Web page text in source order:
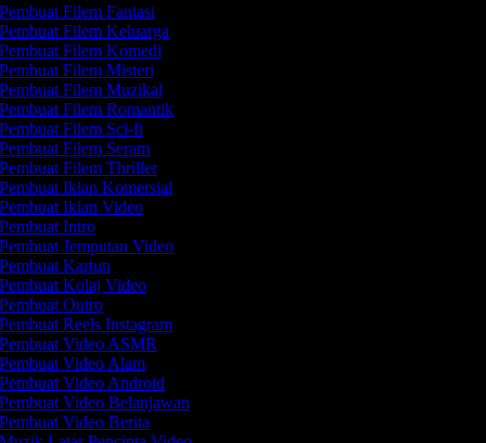
Filem Fantasi
Filem Keluarga
Filem Komedi
Filem Misteri
Filem Muzikal
Filem Romantik
Filem Sci-fi
Filem Seram
Filem Thriller
Iklan Komersial
Iklan Video
Intro
Jemputan Video
Kartun
Kolaj Video
Outro
Reels Instagram
Video ASMR
Video Alam
Video Android
Video Belanjawan
Video Berita